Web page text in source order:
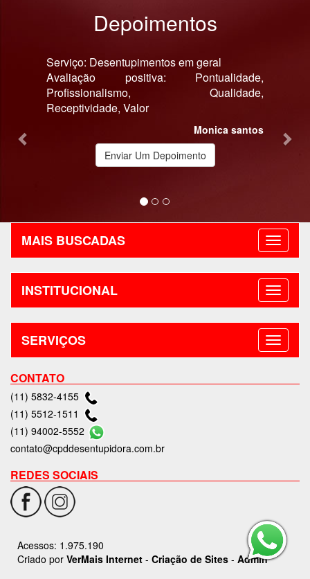
Depoimentos
Serviço: Desentupimentos em geral
Avaliação positiva: Pontualidade,
Profissionalismo, Qualidade,
Receptividade, Valor
Monica santos
Enviar Um Depoimento
MAIS BUSCADAS
INSTITUCIONAL
SERVIÇOS
CONTATO
(11) 5832-4155
(11) 5512-1511
(11) 94002-5552
contato@cpddesentupidora.com.br
REDES SOCIAIS
Acessos: 1.975.190
Criado por VerMais Internet - Criação de Sites - Admin